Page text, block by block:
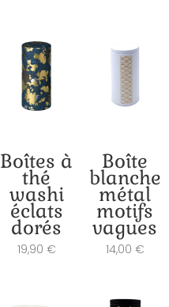
Boîtes à
thé
washi
éclats
dorés
19,90 €
Boîte
blanche
métal
motifs
vagues
14,00 €